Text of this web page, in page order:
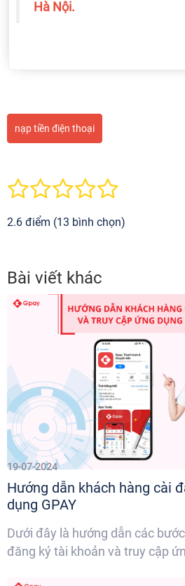
Hà Nội.
nạp tiền điện thoại
2.6 điểm (13 bình chọn)
Bài viết khác
19-07-2024
Hướng dẫn khách hàng cài
dụng GPAY
Dưới đây là hướng dẫn các
đăng ký tài khoản và truy cập